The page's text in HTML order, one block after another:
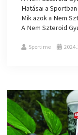
Hatásai a
Mik azok a Nem
A Nem Szteroid
Sportime